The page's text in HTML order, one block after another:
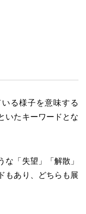
る様子を意味する
いたキーワードとな
「失望」「解散」
もあり、どちらも展